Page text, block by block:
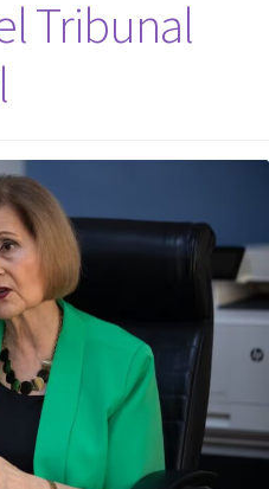
Tribunal